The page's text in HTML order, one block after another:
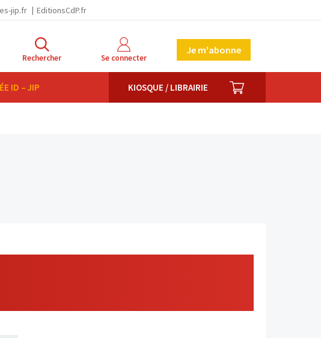
jip.fr EditionsCdP.fr
Rechercher Se connecter
Je m'abonne
ID – JIP KIOSQUE / LIBRAIRIE PANIER